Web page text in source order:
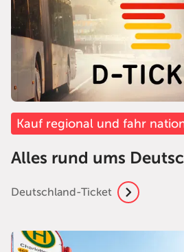
Kauf regional und fahr
Alles rund ums
Deutschland-Ticket